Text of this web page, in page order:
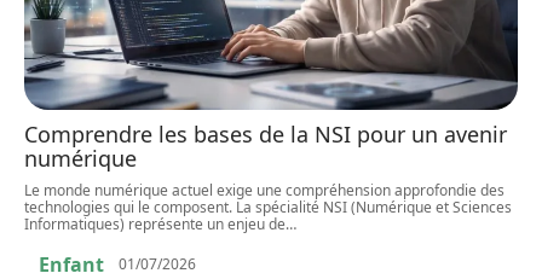
Comprendre les bases de la NSI pour un avenir
numérique
Le monde numérique actuel exige une compréhension approfondie des
technologies qui le composent. La spécialité NSI (Numérique et Sciences
Informatiques) représente un enjeu de…
Enfant 01/07/2026